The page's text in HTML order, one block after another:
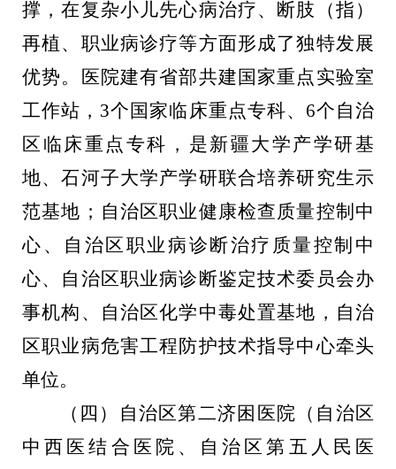
撑，在复杂小儿先心病治疗、断肢（指）
再植、职业病诊疗等方面形成了独特发展
优势。医院建有省部共建国家重点实验室
工作站， 3个国家临床重点专科、 6个自治
区临床重点专科，是新疆大学产学研基
地、石河子大学产学研联合培养研究生示
范基地；自治区职业健康检查质量控制中
心、自治区职业病诊断治疗质量控制中
心、自治区职业病诊断鉴定技术委员会办
事机构、自治区化学中毒处置基地，自治
区职业病危害工程防护技术指导中心牵头
单位。
（ 四）自治区第二济困医院（自治区
中西医结合医院、自治区第五人民医